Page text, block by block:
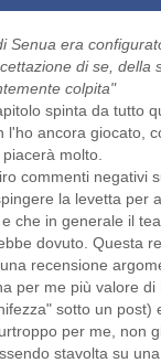
Senua era
di se, della
colpita"
spinta da tutto
l'ho ancora giocato,
molto.
commenti negativi
la levetta per
che in generale il
dovuto. Questa
recensione
per me più valore di
sotto un post)
per me, non
stavolta su